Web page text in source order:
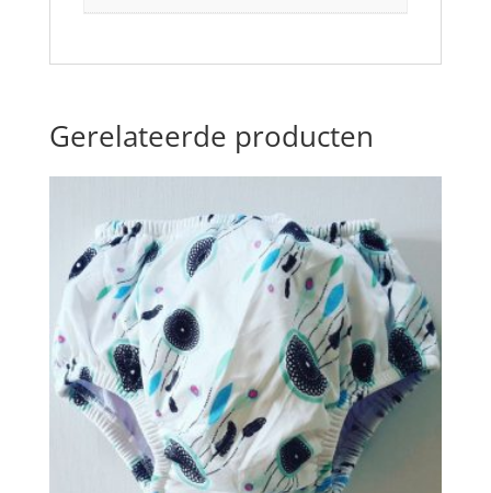
Gerelateerde producten